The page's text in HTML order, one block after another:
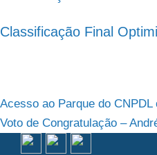
Classificação Final
Navegação
Acesso ao Parque do
Voto de Congratulação –